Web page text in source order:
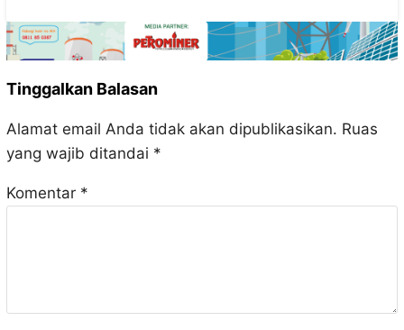
Tinggalkan Balasan
Alamat email Anda tidak akan dipublikasikan. Ruas
yang wajib ditandai *
Komentar *